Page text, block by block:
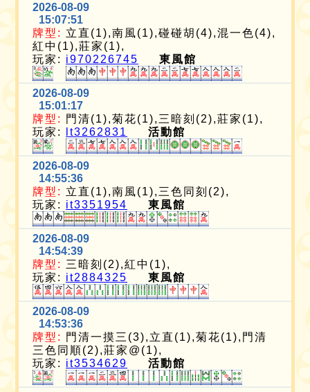
2026-08-09
15:07:51
牌型: 立直(1),南風(1),碰碰胡(4),混一色(4),
紅中(1),莊家(1),
玩家: i970226745 東風館
2026-08-09
15:01:17
牌型:
門清(1),菊花(1),三暗刻(2),莊家(1),
玩家:
lt3262831 活動館
2026-08-09
14:55:36
牌型: 立直(1),南風(1),三色同刻(2),
玩家: it3351954 東風館
2026-08-09
14:54:39
牌型: 三暗刻(2),紅中(1),
玩家: it2884325 東風館
2026-08-09
14:53:36
牌型:
門清一摸三(3),立直(1),菊花(1),門清
三色同順(2),莊家@(1),
玩家: it3534629 活動館